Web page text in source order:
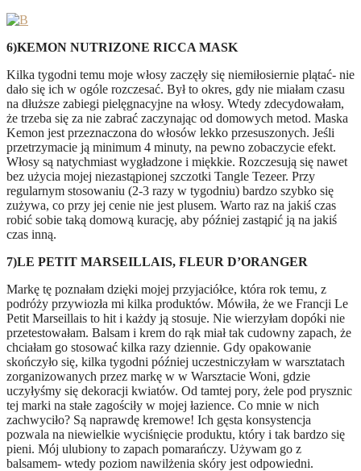
6)KEMON NUTRIZONE RICCA MASK
Kilka tygodni temu moje włosy zaczęły się niemiłosiernie plątać- nie
dało się ich w ogóle rozczesać. Był to okres, gdy nie miałam czasu
na dłuższe zabiegi pielęgnacyjne na włosy. Wtedy zdecydowałam,
że trzeba się za nie zabrać zaczynając od domowych metod. Maska
Kemon jest przeznaczona do włosów lekko przesuszonych. Jeśli
przetrzymacie ją minimum 4 minuty, na pewno zobaczycie efekt.
Włosy są natychmiast wygładzone i miękkie. Rozczesują się nawet
bez użycia mojej niezastąpionej szczotki Tangle Tezeer. Przy
regularnym stosowaniu (2-3 razy w tygodniu) bardzo szybko się
zużywa, co przy jej cenie nie jest plusem. Warto raz na jakiś czas
robić sobie taką domową kurację, aby później zastąpić ją na jakiś
czas inną.
7)LE PETIT MARSEILLAIS, FLEUR D’ORANGER
Markę tę poznałam dzięki mojej przyjaciółce, która rok temu, z
podróży przywiozła mi kilka produktów. Mówiła, że we Francji Le
Petit Marseillais to hit i każdy ją stosuje. Nie wierzyłam dopóki nie
przetestowałam. Balsam i krem do rąk miał tak cudowny zapach, że
chciałam go stosować kilka razy dziennie. Gdy opakowanie
skończyło się, kilka tygodni później uczestniczyłam w warsztatach
zorganizowanych przez markę w w Warsztacie Woni, gdzie
uczyłyśmy się dekoracji kwiatów. Od tamtej pory, żele pod prysznic
tej marki na stałe zagościły w mojej łazience. Co mnie w nich
zachwyciło? Są naprawdę kremowe! Ich gęsta konsystencja
pozwala na niewielkie wyciśnięcie produktu, który i tak bardzo się
pieni. Mój ulubiony to zapach pomarańczy. Używam go z
balsamem- wtedy poziom nawilżenia skóry jest odpowiedni.